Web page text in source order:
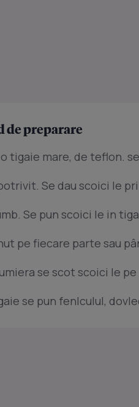
de preparare
tigaie mare, de teflon.
Se dau scoici le
Se pun scoici le in
pe fiecare parte sau
se scot scoici le
se pun fenlculul,